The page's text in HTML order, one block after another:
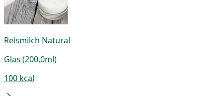
Reismilch Natural
Glas (200,0ml)
100 kcal